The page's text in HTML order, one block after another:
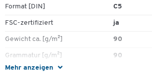
Mehr anzeigen
Format [DIN] C5
FSC-zertifiziert ja
Gewicht ca. [g/m²] 90
Grammatur [g/m²] 90
Höhe [mm]
Zum Zoomen doppeltippen